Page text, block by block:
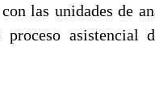
las unidades de
asistencial